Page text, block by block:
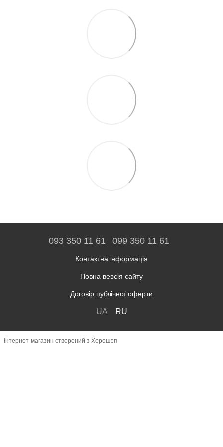
093 350 11 61 099 350 11 61
Контактна інформація
Повна версія сайту
Договір публічної оферти
UA RU
Інтернет-магазин створений з Хорошоп